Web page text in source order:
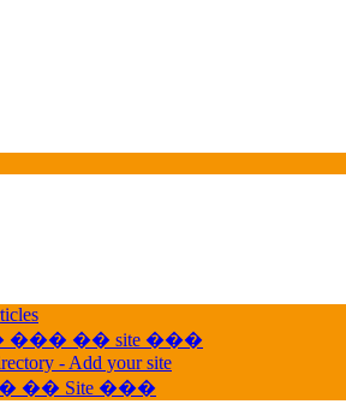
��� �� site ���
- Add your site
Site ���